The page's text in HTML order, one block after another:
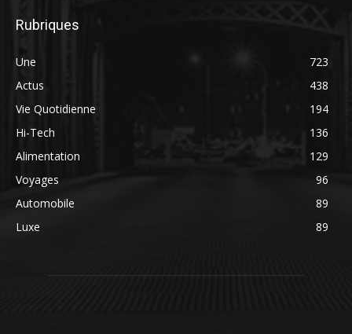
Rubriques
Une
723
Actus
438
Vie Quotidienne
194
Hi-Tech
136
Alimentation
129
Voyages
96
Automobile
89
Luxe
89